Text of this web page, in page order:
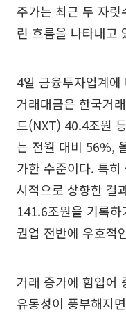
주가는 최근 두 자
린 흐름을 나타내고
4일 금융투자업계
거래대금은 한국거
드(NXT) 40.4조원
는 전월 대비 56%,
가한 수준이다. 특
시적으로 상향한 결
141.6조원을 기록
권업 전반에 우호적
거래 증가에 힘입어
유동성이 풍부해지